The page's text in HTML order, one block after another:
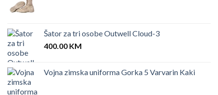
Šator za tri osobe Outwell Cloud-3
400.00 KM
Vojna zimska uniforma Gorka 5 Varvarin Kaki